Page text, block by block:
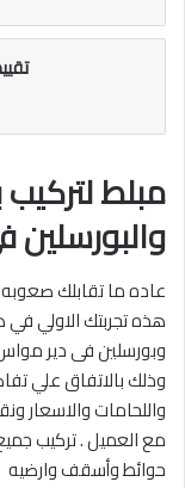
مبلط
عاده ما تقابلك
هذه تجربتك الاولي
وبورسلين فى دير
وذلك بالاتفاق علي
واللحامات والاسعار
مع العميل . تركيب
حوائط وأسقف وارضيه‎